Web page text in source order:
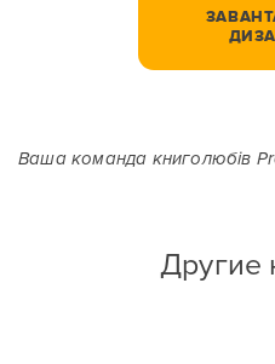
Ваша команда книголюбів
Другие